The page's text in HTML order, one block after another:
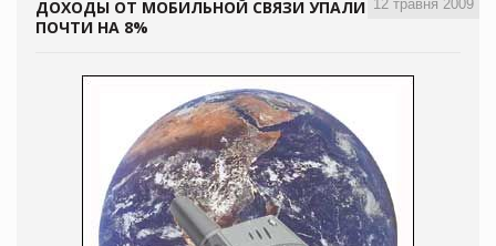
12 травня 2009
ДОХОДЫ ОТ МОБИЛЬНОЙ СВЯЗИ УПАЛИ
ПОЧТИ НА 8%